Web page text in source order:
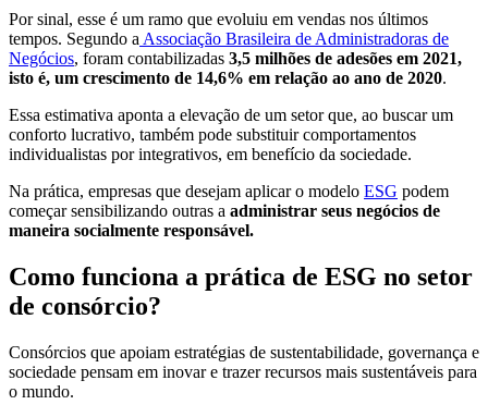
Por sinal, esse é um ramo que evoluiu em vendas nos últimos
tempos. Segundo a Associação Brasileira de Administradoras de
Negócios, foram contabilizadas 3,5 milhões de adesões em 2021,
isto é, um crescimento de 14,6% em relação ao ano de 2020.
Essa estimativa aponta a elevação de um setor que, ao buscar um
conforto lucrativo, também pode substituir comportamentos
individualistas por integrativos, em benefício da sociedade.
Na prática, empresas que desejam aplicar o modelo ESG podem
começar sensibilizando outras a administrar seus negócios de
maneira socialmente responsável.
Como funciona a prática de ESG no setor
de consórcio?
Consórcios que apoiam estratégias de sustentabilidade, governança e
sociedade pensam em inovar e trazer recursos mais sustentáveis para
o mundo.